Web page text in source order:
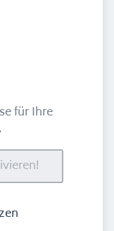
für Ihre